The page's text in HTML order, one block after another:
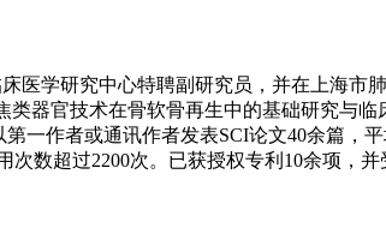
医学研究中心特聘副研究员，并在上海
器官技术在骨软骨再生中的基础研究与
作者或通讯作者发表SCI论文40余篇，
次数超过2200次。已获授权专利10余项，